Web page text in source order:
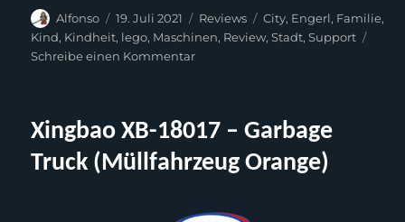
Autor
Alfonso
Veröffentlicht
am
19. Juli 2021 Kategorien
Reviews Schlagwörter
City, Engerl, Familie,
Kind, Kindheit, lego, Maschinen, Review,Stadt,Support
Schreibe einen Kommentarzu
Street
(Straßenkehrmaschine)
Xingbao XB-18017 – Garbage
Truck (Müllfahrzeug Orange)